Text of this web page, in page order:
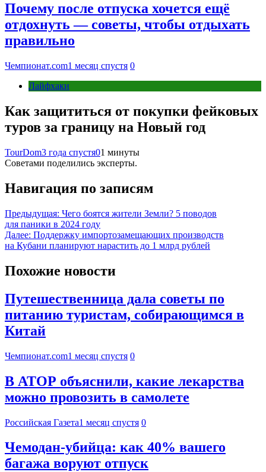
Почему после отпуска хочется ещё
отдохнуть — советы, чтобы отдыхать
правильно
Чемпионат.com1 месяц спустя 0
Лайфхаки
Как защититься от покупки фейковых
туров за границу на Новый год
TourDom3 года спустя01 минуты
Советами поделились эксперты.
Навигация по записям
Предыдущая: Чего боятся жители Земли? 5 поводов
для паники в 2024 году
Далее: Поддержку импортозамещающих производств
на Кубани планируют нарастить до 1 млрд рублей
Похожие новости
Путешественница дала советы по
питанию туристам, собирающимся в
Китай
Чемпионат.com1 месяц спустя 0
В АТОР объяснили, какие лекарства
можно провозить в самолете
Российская Газета1 месяц спустя 0
Чемодан-убийца: как 40% вашего
багажа воруют отпуск